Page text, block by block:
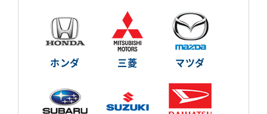
ホンダ 三菱 マツダ